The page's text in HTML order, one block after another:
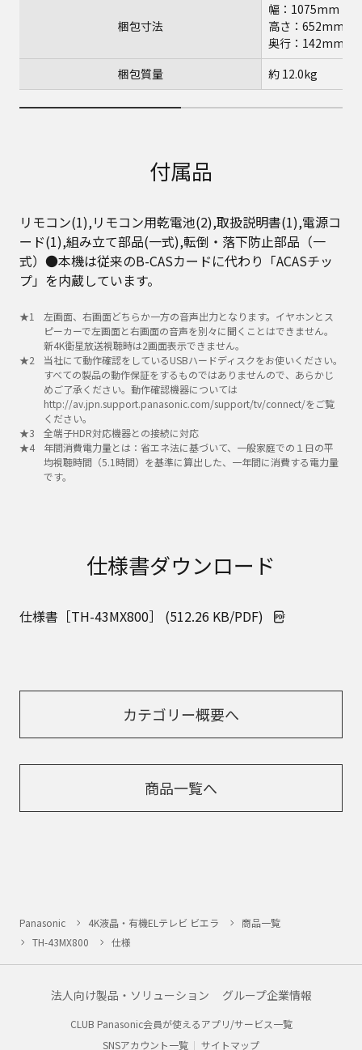
梱包寸法
幅：1075mm
高さ：652mm
奥行：142mm
梱包質量
約 12.0kg
付属品
リモコン(1),リモコン用乾電池(2),取扱説明書(1),電源コ
ード(1),組み立て部品(一式),転倒・落下防止部品（一
式）●本機は従来のB-CASカードに代わり「ACASチッ
プ」を内蔵しています。
左画面、右画面どちらか一方の音声出力となります。イヤホンとス
ピーカーで左画面と右画面の音声を別々に聞くことはできません。
新4K衛星放送視聴時は2画面表示できません。
当社にて動作確認をしているUSBハードディスクをお使いください。
すべての製品の動作保証をするものではありませんので、あらかじ
めご了承ください。動作確認機器については
http://av.jpn.support.panasonic.com/support/tv/connect/をご覧
ください。
全端子HDR対応機器との接続に対応
年間消費電力量とは：省エネ法に基づいて、一般家庭での１日の平
均視聴時間（5.1時間）を基準に算出した、一年間に消費する電力量
です。
仕様書ダウンロード
仕様書［TH-43MX800］ (512.26 KB/PDF)
カテゴリー概要へ
商品一覧へ
Panasonic 4K液晶・有機ELテレビ ビエラ
商品一覧
TH-43MX800
仕様
法人向け製品・ソリューション グループ企業情報
CLUB Panasonic会員が使えるアプリ/サービス一覧
SNSアカウント一覧
サイトマップ